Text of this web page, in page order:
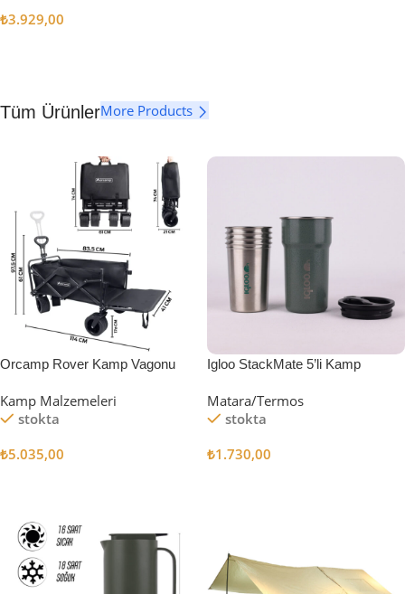
₺3.929,00
Tüm ÜrünlerMore Products
Orcamp Rover Kamp Vagonu
Kamp Malzemeleri
stokta
₺5.035,00
Igloo StackMate 5’li Kamp
Matara/Termos
stokta
₺1.730,00